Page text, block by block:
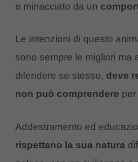
e minacciato da un
Le intenzioni di questo
sono sempre le migliori ma
difendere se stesso, deve
non può comprendere
Addestramento ed
rispettano la sua natura